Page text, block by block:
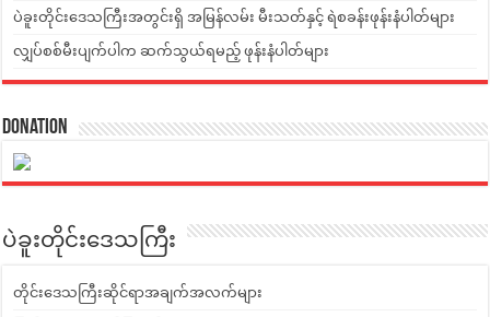
ပဲခူးတိုင်းဒေသကြီးအတွင်းရှိ အမြန်လမ်း မီးသတ်နှင့် ရဲစခန်းဖုန်းနံပါတ်များ
လျှပ်စစ်မီးပျက်ပါက ဆက်သွယ်ရမည့် ဖုန်းနံပါတ်များ
Donation
ပဲခူးတိုင်းဒေသကြီး
တိုင်းဒေသကြီးဆိုင်ရာအချက်အလက်များ